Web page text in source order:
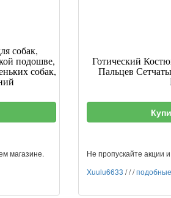
собак,
подошве,
собак,
магазине.
Готический
Пальцев
Не пропускайте акции
Xuulu6633 ///